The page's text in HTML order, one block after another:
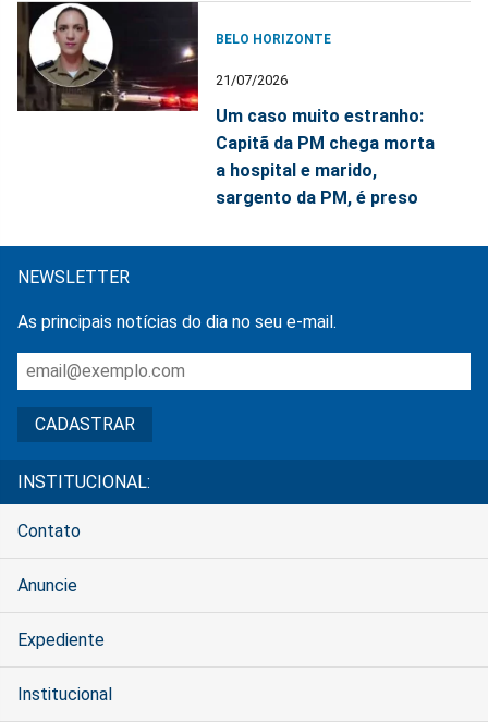
BELO HORIZONTE
21/07/2026
Um caso muito estranho:
Capitã da PM chega morta
a hospital e marido,
sargento da PM, é preso
NEWSLETTER
As principais notícias do dia no seu e-mail.
INSTITUCIONAL:
Contato
Anuncie
Expediente
Institucional